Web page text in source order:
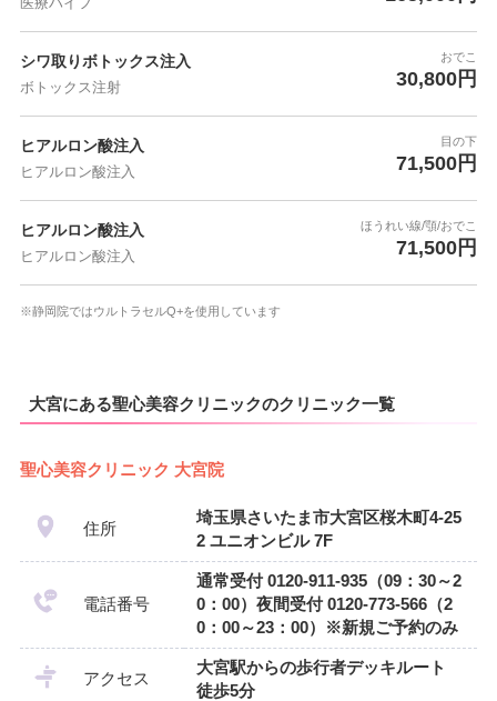
シワ取りボトックス注入
ボトックス注射
おでこ
30,800円
ヒアルロン酸注入
ヒアルロン酸注入
目の下
71,500円
ヒアルロン酸注入
ヒアルロン酸注入
ほうれい線/顎/おでこ
71,500円
※静岡院ではウルトラセルQ+を使用しています
大宮にある聖心美容クリニックのクリニック一覧
聖心美容クリニック 大宮院
住所
埼玉県さいたま市大宮区桜木町4-25
2 ユニオンビル 7F
電話番号
通常受付 0120-911-935（09：30～2
0：00）夜間受付 0120-773-566（2
0：00～23：00）※新規ご予約のみ
アクセス
大宮駅からの歩行者デッキルート
徒歩5分